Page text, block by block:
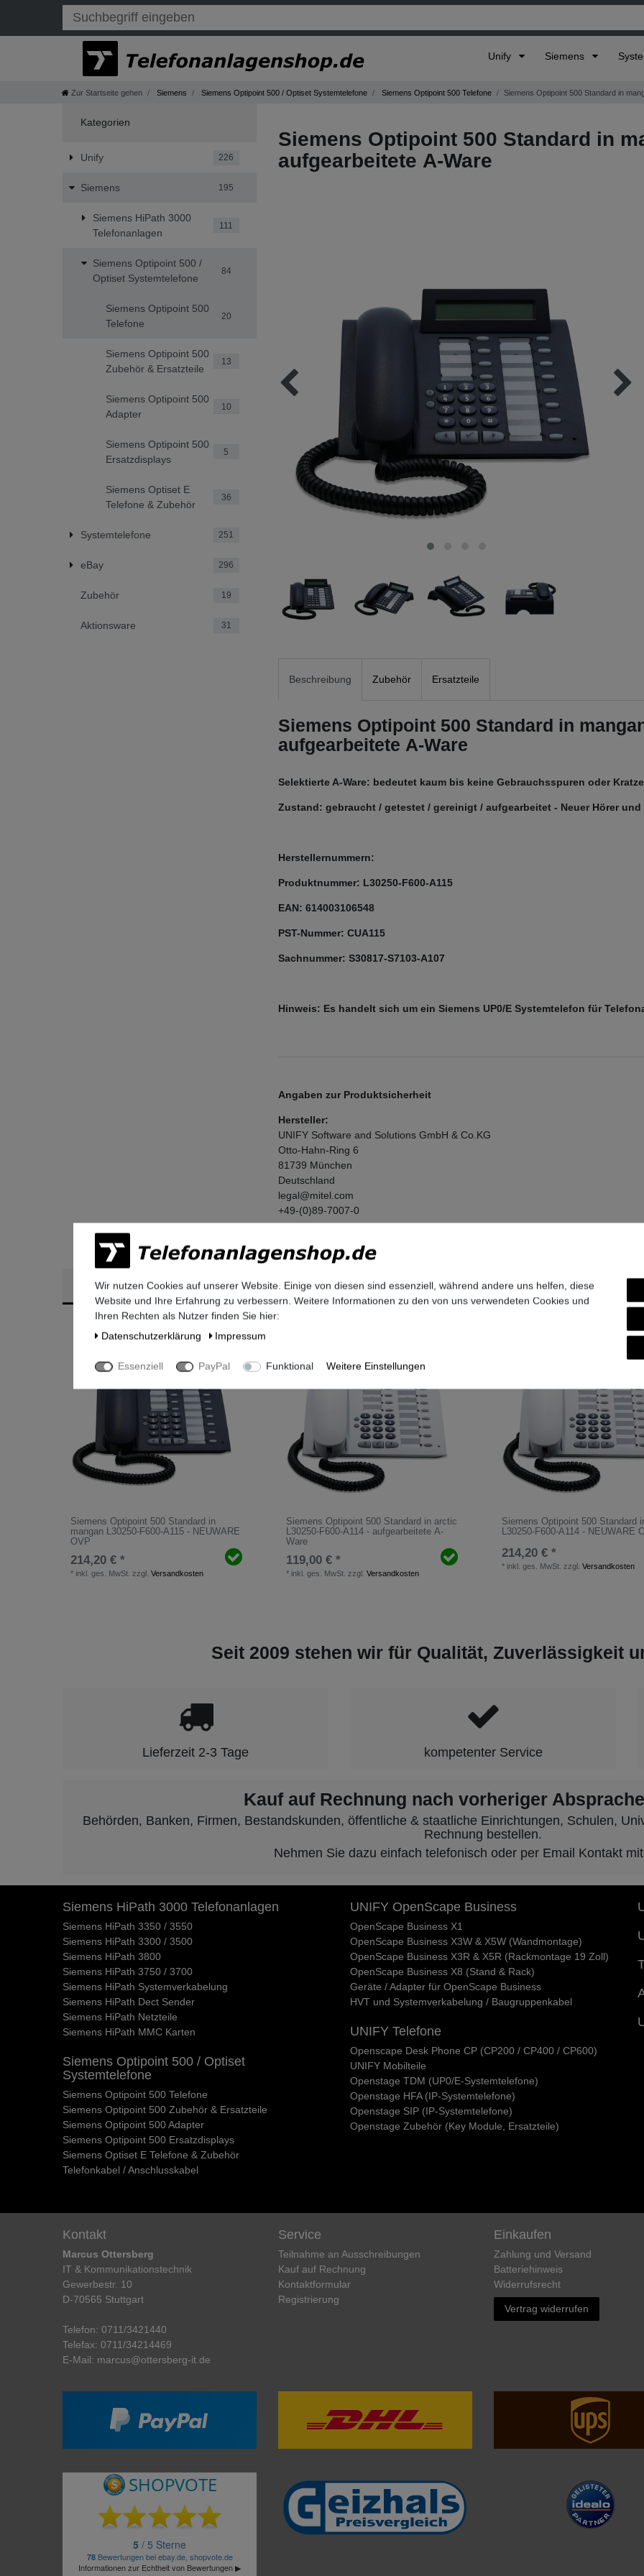
Unify Siemens
Zur Startseite gehen Siemens Siemens Optipoint 500 / Optiset Systemtelefone Siemens Optipoint 500 Telefone Siemens Optipoint 500 Standard in
Kategorien
Unify 226
Siemens 195
Siemens HiPath 3000
Telefonanlagen
111
Siemens Optipoint 500 /
Optiset Systemtelefone
84
Siemens Optipoint 500
Telefone
20
Siemens Optipoint 500
Zubehör & Ersatzteile
13
Siemens Optipoint 500
Adapter
10
Siemens Optipoint 500
Ersatzdisplays
5
Siemens Optiset E
Telefone & Zubehör
36
Systemtelefone 251
eBay 296
Zubehör 19
Aktionsware 31
Siemens Optipoint 500 Standard in
aufgearbeitete A-Ware
Beschreibung Zubehör Ersatzteile
Siemens Optipoint 500 Standard in
aufgearbeitete A-Ware
Selektierte A-Ware: bedeutet kaum bis keine Gebrauchsspuren oder
Zustand: gebraucht / getestet / gereinigt / aufgearbeitet - Neuer Hörer
Herstellernummern:
Produktnummer: L30250-F600-A115
EAN: 614003106548
PST-Nummer: CUA115
Sachnummer: S30817-S7103-A107
Hinweis: Es handelt sich um ein Siemens UP0/E Systemtelefon für
Angaben zur Produktsicherheit
Hersteller:
UNIFY Software and Solutions GmbH & Co.KG
Otto-Hahn-Ring 6
81739 München
Deutschland
legal@mitel.com
+49-(0)89-7007-0
Ähnliche Artikel
Siemens Optipoint 500 Standard in
mangan L30250-F600-A115 - NEUWARE
OVP
214,20 € *
* inkl. ges. MwSt. zzgl.Versandkosten
Siemens Optipoint 500 Standard in arctic
L30250-F600-A114 - aufgearbeitete A-
Ware
119,00 € *
* inkl. ges. MwSt. zzgl.Versandkosten
Siemens Optipoint 500 Standard
L30250-F600-A114 - NEUWARE
214,20 € *
* inkl. ges. MwSt. zzgl.Versandkosten
Seit 2009 stehen wir für Qualität, Zuverlässigkeit
Lieferzeit 2-3 Tage kompetenter Service
Kauf auf Rechnung nach vorheriger
Behörden, Banken, Firmen, Bestandskunden, öffentliche & staatliche Einrichtungen, Schulen,
Rechnung bestellen.
Nehmen Sie dazu einfach telefonisch oder per Email Kontakt
Siemens HiPath 3000 Telefonanlagen
Siemens HiPath 3350 / 3550
Siemens HiPath 3300 / 3500
Siemens HiPath 3800
Siemens HiPath 3750 / 3700
Siemens HiPath Systemverkabelung
Siemens HiPath Dect Sender
Siemens HiPath Netzteile
Siemens HiPath MMC Karten
Siemens Optipoint 500 / Optiset
Systemtelefone
Siemens Optipoint 500 Telefone
Siemens Optipoint 500 Zubehör & Ersatzteile
Siemens Optipoint 500 Adapter
Siemens Optipoint 500 Ersatzdisplays
Siemens Optiset E Telefone & Zubehör
Telefonkabel / Anschlusskabel
UNIFY OpenScape Business
OpenScape Business X1
OpenScape Business X3W & X5W (Wandmontage)
OpenScape Business X3R & X5R (Rackmontage 19 Zoll)
OpenScape Business X8 (Stand & Rack)
Geräte / Adapter für OpenScape Business
HVT und Systemverkabelung / Baugruppenkabel
UNIFY Telefone
Openscape Desk Phone CP (CP200 / CP400 / CP600)
UNIFY Mobilteile
Openstage TDM (UP0/E-Systemtelefone)
Openstage HFA (IP-Systemtelefone)
Openstage SIP (IP-Systemtelefone)
Openstage Zubehör (Key Module, Ersatzteile)
Kontakt
Marcus Ottersberg
IT & Kommunikationstechnik
Gewerbestr. 10
D-70565 Stuttgart
Telefon: 0711/3421440
Telefax: 0711/34214469
E-Mail: marcus@ottersberg-it.de
Service
Teilnahme an Ausschreibungen
Kauf auf Rechnung
Kontaktformular
Registrierung
Einkaufen
Zahlung und Versand
Batteriehinweis
Widerrufs­recht
Vertrag widerrufen
Wir nutzen Cookies auf unserer Website. Einige von diesen sind essenziell, während andere uns helfen, diese
Website und Ihre Erfahrung zu verbessern. Weitere Informationen zu den von uns verwendeten Cookies und
Ihren Rechten als Nutzer finden Sie hier:
Daten­schutz­erklärung
Impressum
Essenziell PayPal Funktional Weitere Einstellungen